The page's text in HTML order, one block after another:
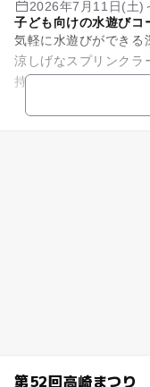
2026年7月11日(土)
子ども向けの水遊びコ
気軽に水遊びができる
涼しげなスプリンクラ
持参しよう。
第52回高崎まつり